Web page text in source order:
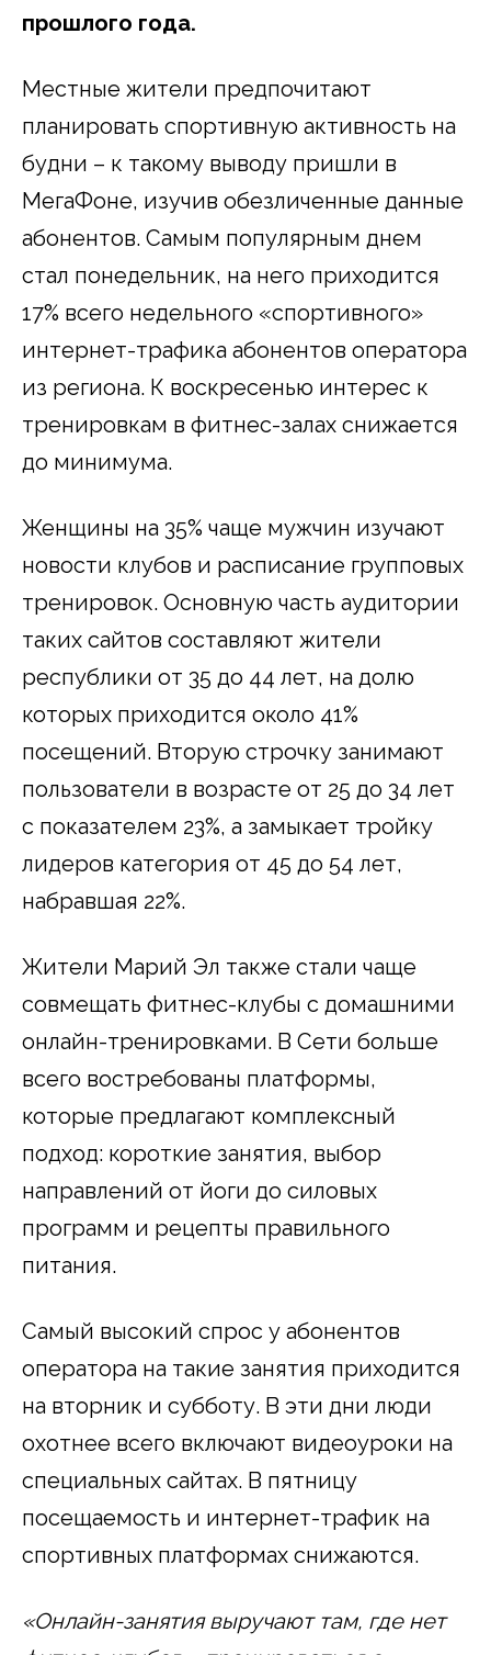
прошлого года.
Местные жители предпочитают
планировать спортивную активность на
будни – к такому выводу пришли в
МегаФоне, изучив обезличенные данные
абонентов. Самым популярным днем
стал понедельник, на него приходится
17% всего недельного «спортивного»
интернет-трафика абонентов оператора
из региона. К воскресенью интерес к
тренировкам в фитнес-залах снижается
до минимума.
Женщины на 35% чаще мужчин изучают
новости клубов и расписание групповых
тренировок. Основную часть аудитории
таких сайтов составляют жители
республики от 35 до 44 лет, на долю
которых приходится около 41%
посещений. Вторую строчку занимают
пользователи в возрасте от 25 до 34 лет
с показателем 23%, а замыкает тройку
лидеров категория от 45 до 54 лет,
набравшая 22%.
Жители Марий Эл также стали чаще
совмещать фитнес-клубы с домашними
онлайн-тренировками. В Сети больше
всего востребованы платформы,
которые предлагают комплексный
подход: короткие занятия, выбор
направлений от йоги до силовых
программ и рецепты правильного
питания.
Самый высокий спрос у абонентов
оператора на такие занятия приходится
на вторник и субботу. В эти дни люди
охотнее всего включают видеоуроки на
специальных сайтах. В пятницу
посещаемость и интернет-трафик на
спортивных платформах снижаются.
«Онлайн-занятия выручают там, где нет